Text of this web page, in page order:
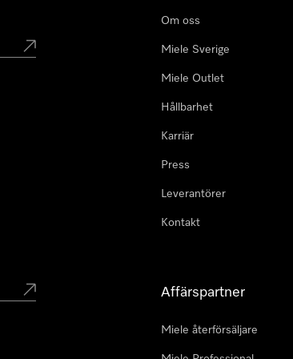
Om oss
Miele Sverige
Miele Outlet
Hållbarhet
Karriär
Press
Leverantörer
Kontakt
Affärspartner
Miele återförsäljare